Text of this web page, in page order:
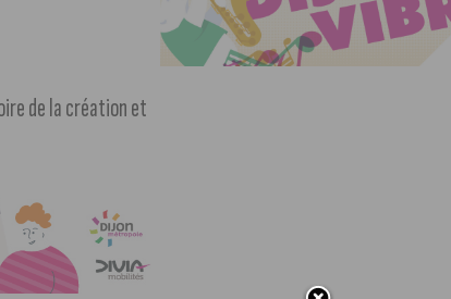
de la création et